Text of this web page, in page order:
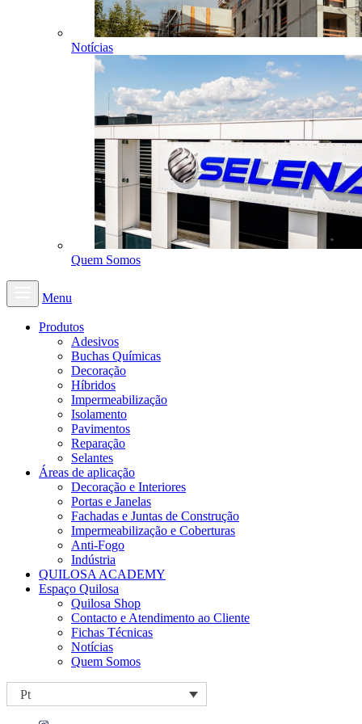
Notícias
Quem Somos
Menu
Produtos
Adesivos
Buchas Químicas
Decoração
Híbridos
Impermeabilização
Isolamento
Pavimentos
Reparação
Selantes
Áreas de aplicação
Decoração e Interiores
Portas e Janelas
Fachadas e Juntas de Construção
Impermeabilização e Coberturas
Anti-Fogo
Indústria
QUILOSA ACADEMY
Espaço Quilosa
Quilosa Shop
Contacto e Atendimento ao Cliente
Fichas Técnicas
Notícias
Quem Somos
Pt